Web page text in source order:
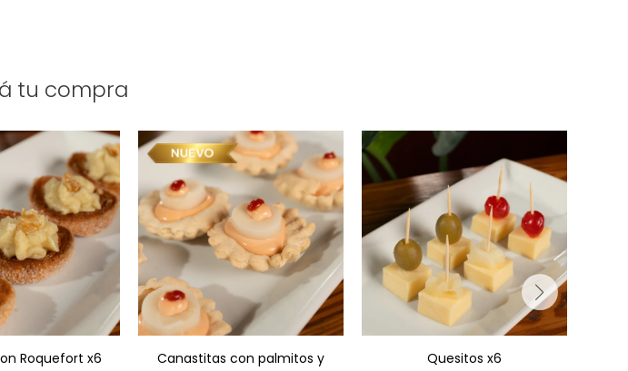
tu compra
Roquefort x6
Roquefort x6
Canastitas con palmitos y
salsa golf x6
Canastitas con palmitos y
Quesitos x6
cereza-ananá-aceitunas
Quesitos x6